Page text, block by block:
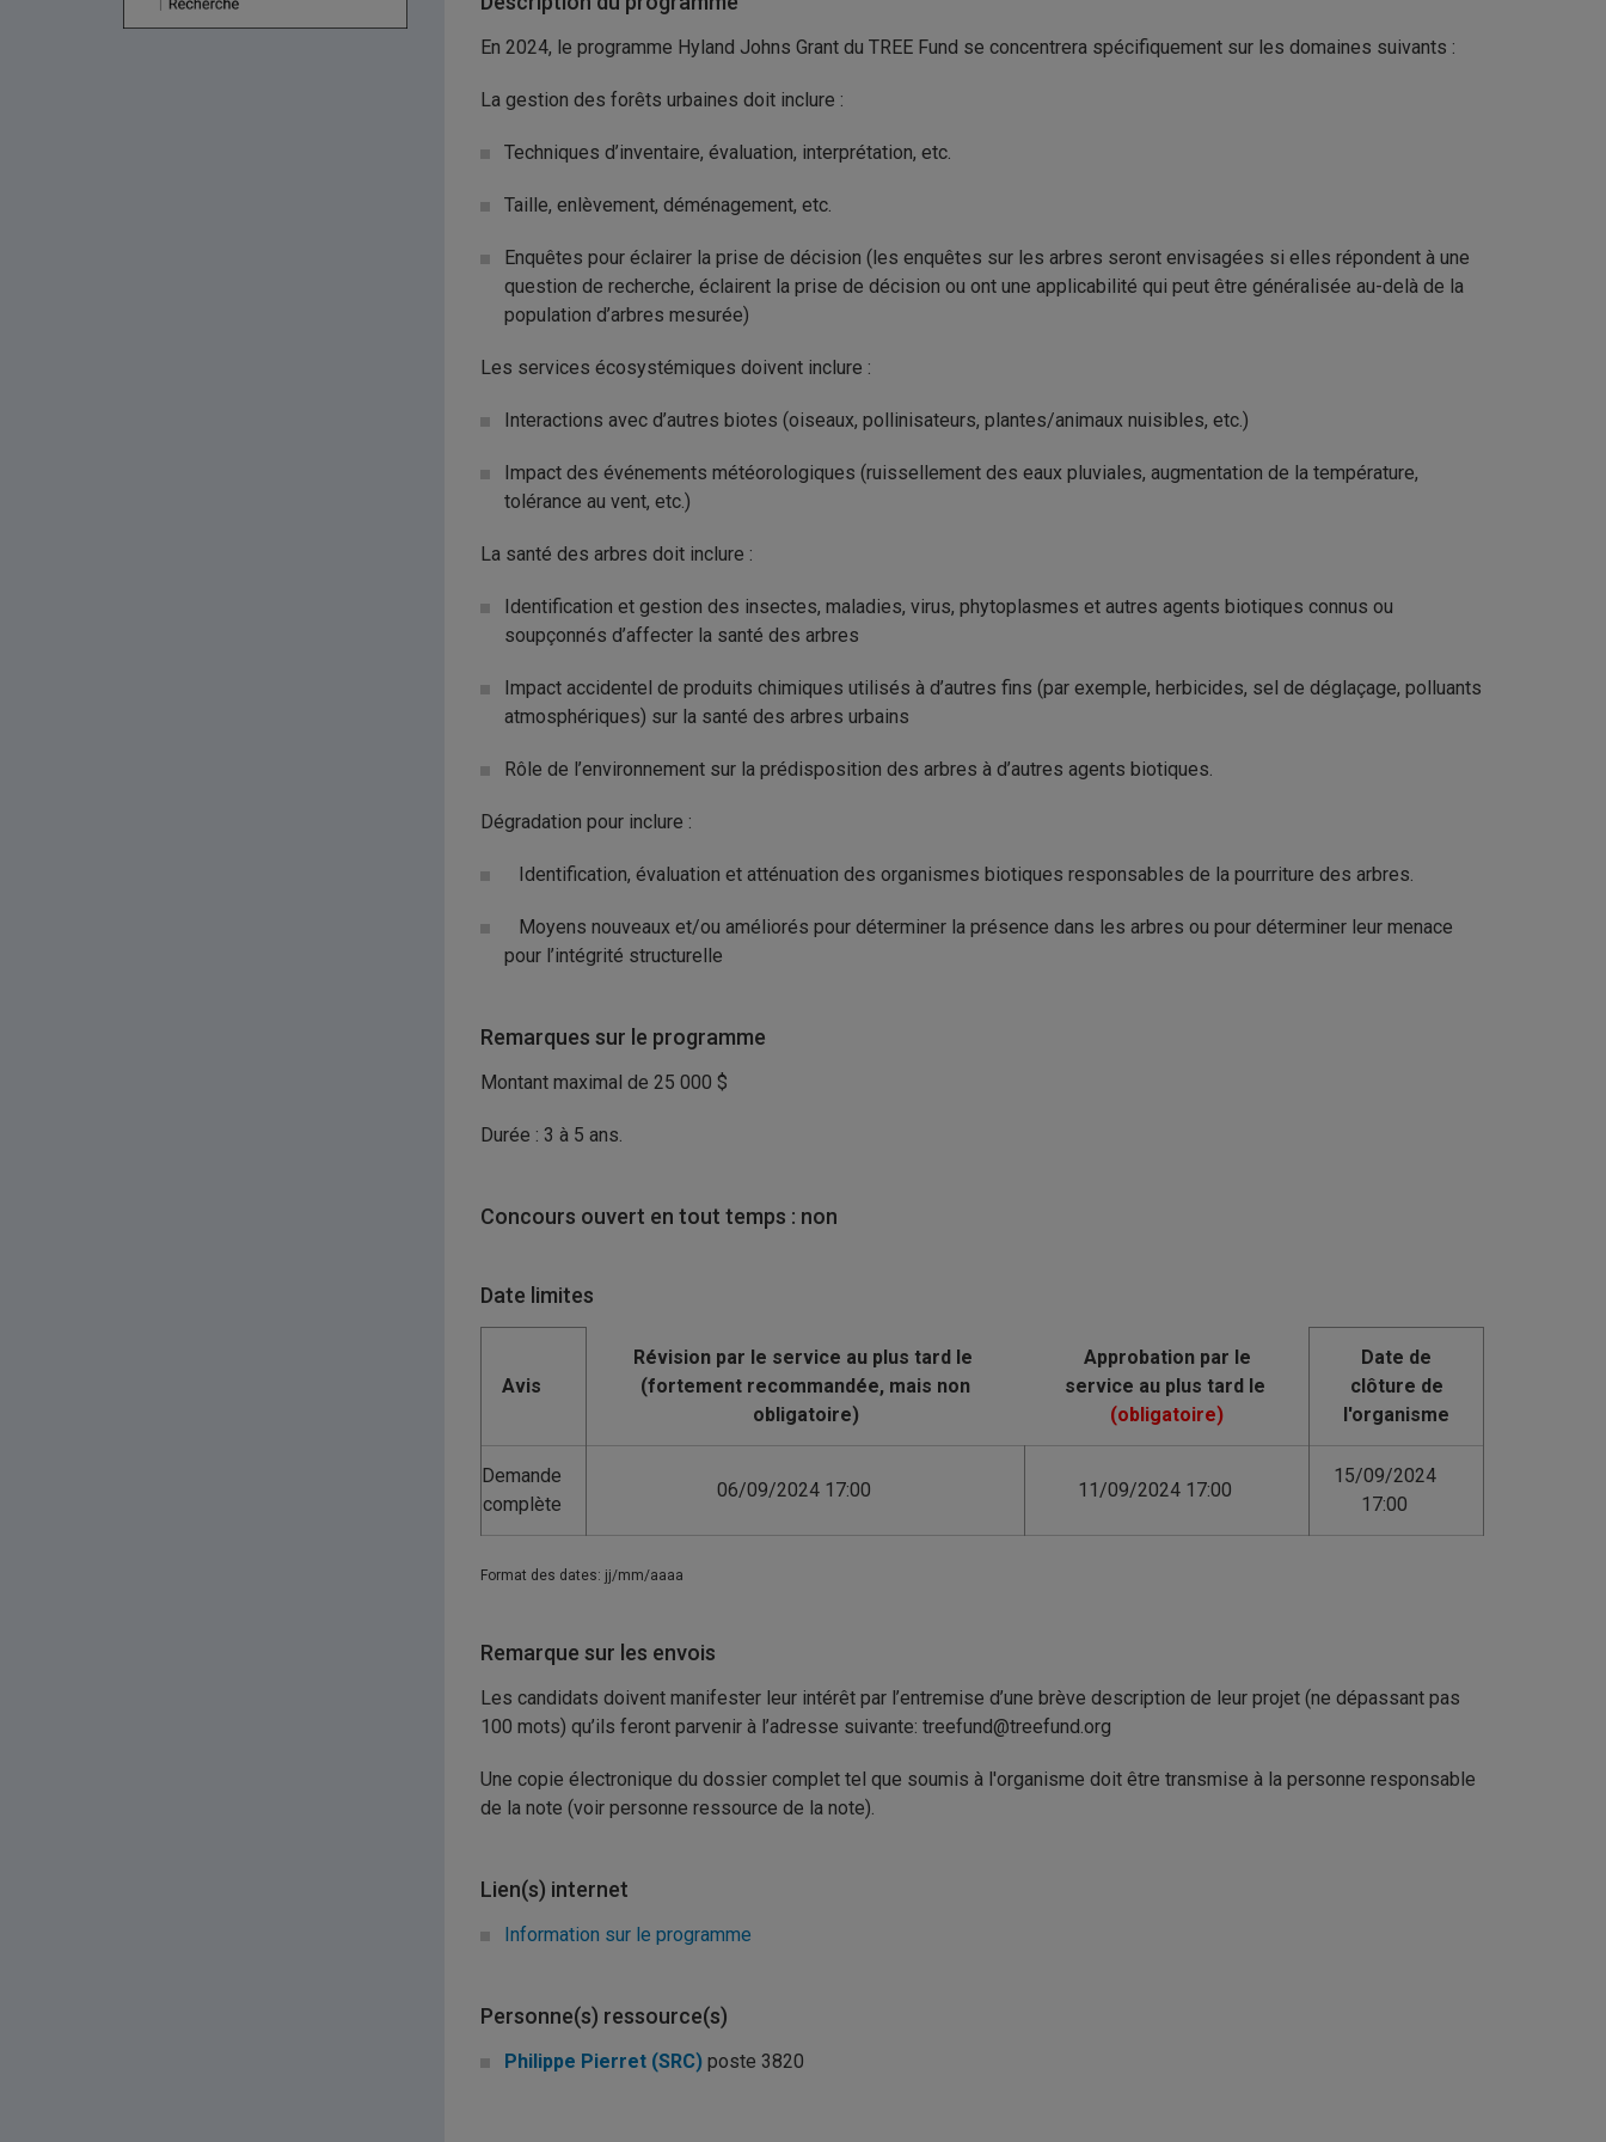
En 2024, le programme Hyland Johns Grant du TREE Fund se concentrera spécifiquement sur les domaines suivants :
La gestion des forêts urbaines doit inclure :
Techniques d’inventaire, évaluation, interprétation, etc.
Taille, enlèvement, déménagement, etc.
Enquêtes pour éclairer la prise de décision (les enquêtes sur les arbres seront envisagées si elles répondent à une
question de recherche, éclairent la prise de décision ou ont une applicabilité qui peut être généralisée au-delà de la
population d’arbres mesurée)
Les services écosystémiques doivent inclure :
Interactions avec d’autres biotes (oiseaux, pollinisateurs, plantes/animaux nuisibles, etc.)
Impact des événements météorologiques (ruissellement des eaux pluviales, augmentation de la température,
tolérance au vent, etc.)
La santé des arbres doit inclure :
Identification et gestion des insectes, maladies, virus, phytoplasmes et autres agents biotiques connus ou
soupçonnés d’affecter la santé des arbres
Impact accidentel de produits chimiques utilisés à d’autres fins (par exemple, herbicides, sel de déglaçage, polluants
atmosphériques) sur la santé des arbres urbains
Rôle de l’environnement sur la prédisposition des arbres à d’autres agents biotiques.
Dégradation pour inclure :
Identification, évaluation et atténuation des organismes biotiques responsables de la pourriture des arbres.
Moyens nouveaux et/ou améliorés pour déterminer la présence dans les arbres ou pour déterminer leur menace
pour l’intégrité structurelle
Remarques sur le programme
Montant maximal de 25 000 $
Durée : 3 à 5 ans.
Concours ouvert en tout temps : non
Date limites
Avis
Date de
clôture de
l'organisme
Demande
complète
06/09/2024 17:00 11/09/2024 17:00
15/09/2024
17:00
Format des dates: jj/mm/aaaa
Remarque sur les envois
Les candidats doivent manifester leur intérêt par l’entremise d’une brève description de leur projet (ne dépassant pas
100 mots) qu’ils feront parvenir à l’adresse suivante: treefund@treefund.org
Une copie électronique du dossier complet tel que soumis à l'organisme doit être transmise à la personne responsable
de la note (voir personne ressource de la note).
Lien(s) internet
Information sur le programme
Personne(s) ressource(s)
Philippe Pierret (SRC) poste 3820